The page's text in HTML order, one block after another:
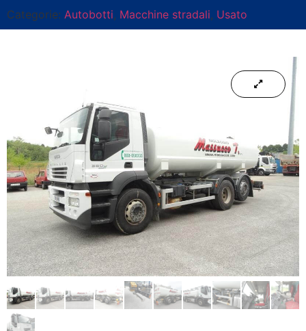
Categorie: Autobotti, Macchine stradali, Usato